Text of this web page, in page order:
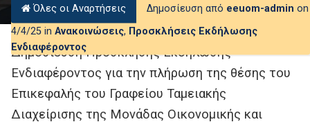
Όλες οι Αναρτήσεις Δημοσίευση από eeuom-admin on
4/4/25 in Ανακοινώσεις, Προσκλήσεις Εκδήλωσης
Ενδιαφέροντος
Δημοσίευση Πρόσκλησης Εκδήλωσης
Ενδιαφέροντος για την πλήρωση της θέσης του
Επικεφαλής του Γραφείου Ταμειακής
Διαχείρισης της Μονάδας Οικονομικής και